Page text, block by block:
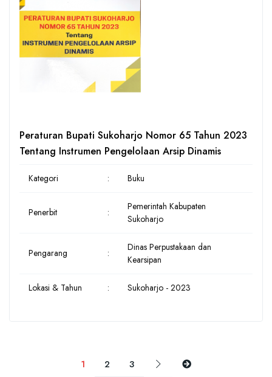
Peraturan Bupati Sukoharjo Nomor 65 Tahun 2023
Tentang Instrumen Pengelolaan Arsip Dinamis
Kategori : Buku
Penerbit :
Pemerintah Kabupaten
Sukoharjo
Pengarang :
Dinas Perpustakaan dan
Kearsipan
Lokasi & Tahun : Sukoharjo - 2023
1 2 3